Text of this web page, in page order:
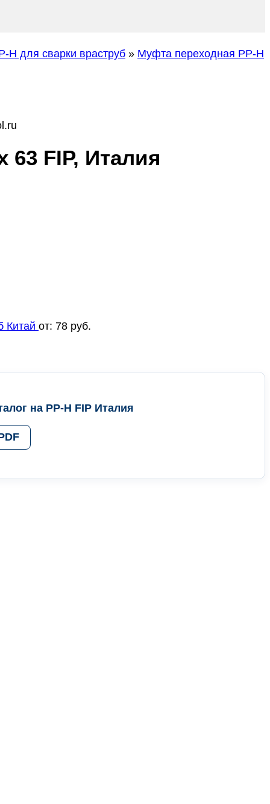
H для сварки враструб » Муфта переходная PP-H
63 FIP, Италия
Китай от: 78 руб.
на PP-H FIP Италия